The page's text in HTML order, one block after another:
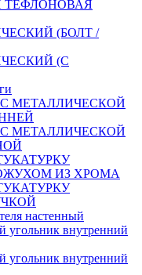
ТЕФЛОНОВАЯ
(БОЛТ /
(С
МЕТАЛЛИЧЕСКОЙ
МЕТАЛЛИЧЕСКОЙ
ИЗ ХРОМА
настенный
угольник внутренний
угольник внутренний